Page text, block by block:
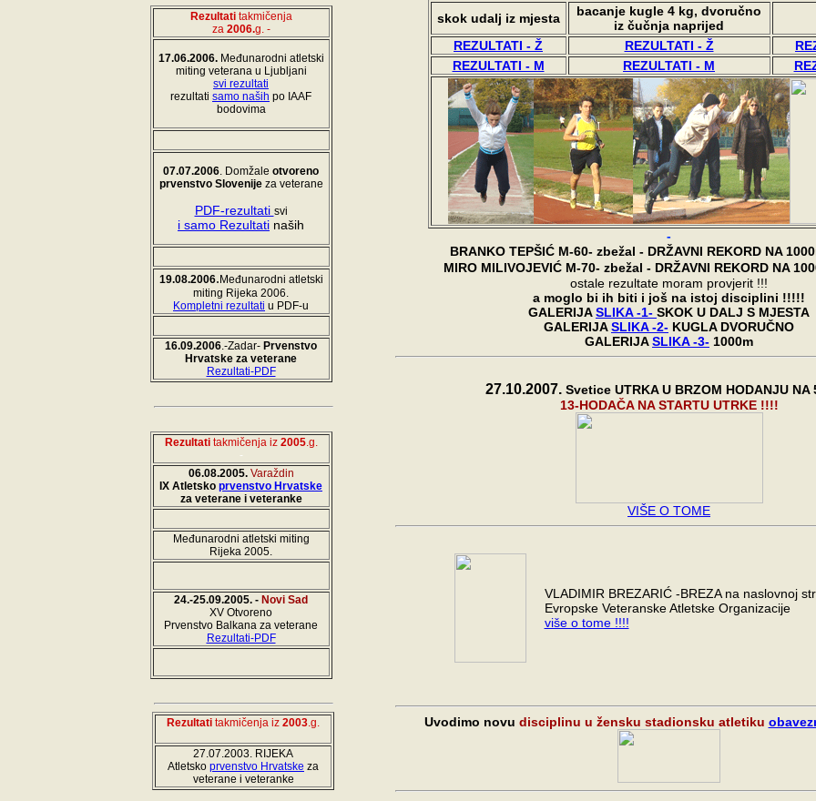
Rezultatitakmičenja
za 2006.g. -
17.06.2006.Međunarodni atletski
miting veterana u Ljubljani
svi rezultati
rezultati samo naših po IAAF
bodovima
07.07.2006. Domžale otvoreno
prvenstvo Slovenijeza veterane
PDF-rezultati svi
i samo Rezultati naših
19.08.2006. Međunarodni atletski
miting Rijeka 2006.
Kompletni rezultati u PDF-u
16.09.2006.-Zadar- Prvenstvo
Hrvatske za veterane
Rezultati-PDF
Rezultatitakmičenja iz 2005.g.
-
06.08.2005. Varaždin
IX Atletsko prvenstvo Hrvatske
za veterane i veteranke
Međunarodni atletski miting
Rijeka 2005.
24.-25.09.2005. - Novi Sad
XV Otvoreno
Prvenstvo Balkana za veterane
Rezultati-PDF
Rezultati takmičenja iz 2003.g.
27.07.2003. RIJEKA
Atletsko prvenstvo Hrvatske za
veterane i veteranke
skok udalj iz mjesta
bacanje kugle 4 kg, dvoručno
iz čučnja naprijed
REZULTATI - Ž
REZULTATI - Ž
REZULTATI - M
REZULTATI - M
-
BRANKO TEPŠIĆ M-60- zbežal - DRŽAVNI REKORD NA
MIRO MILIVOJEVIĆ M-70- zbežal - DRŽAVNI REKORD NA
ostale rezultate moram provjerit !!!
a moglo bi ih biti i još na istoj disciplini !!!!!
GALERIJASLIKA -1- SKOK U DALJ S MJESTA
GALERIJASLIKA -2- KUGLA DVORUČNO
GALERIJASLIKA -3- 1000m
27.10.2007. Svetice UTRKA U BRZOM HODANJU NA
13-HODAČA NA STARTU UTRKE !!!!
VIŠE O TOME
VLADIMIR BREZARIĆ -BREZA na naslovnoj
Evropske Veteranske Atletske Organizacije
više o tome !!!!
Uvodimo novu disciplinu u žensku stadionsku atletiku